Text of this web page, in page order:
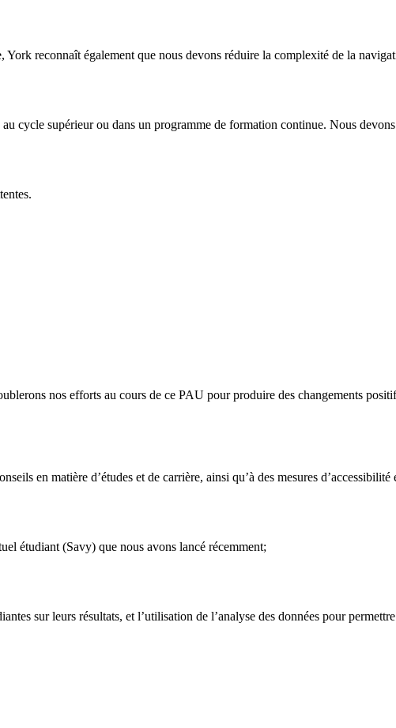
reconnaît également que nous devons réduire la complexité de la
cycle supérieur ou dans un programme de formation continue. Nous
nos efforts au cours de ce PAU pour produire des changements
en matière d’études et de carrière, ainsi qu’à des mesures
étudiant (Savy) que nous avons lancé récemment;
sur leurs résultats, et l’utilisation de l’analyse des données pour